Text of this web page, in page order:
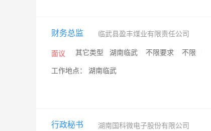
财务总监 临武县盈丰煤业有限责任公司
面议 其它类型 湖南临武 不限要求 不限
工作地点： 湖南临武
行政秘书 湖南国科微电子股份有限公司